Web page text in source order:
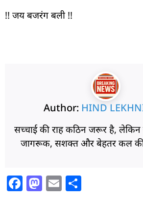
!! जय बजरंग बली !!
Author: HIND
सच्चाई की राह कठिन जरूर है, लेकिन
जागरूक, सशक्त और बेहतर कल की
F M E